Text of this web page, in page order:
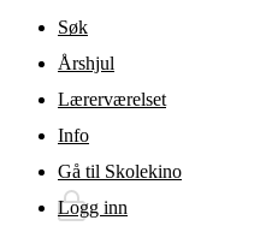
Gå til hovedinnhold
Søk
Årshjul
Lærerværelset
Info
Gå til Skolekino
Logg inn